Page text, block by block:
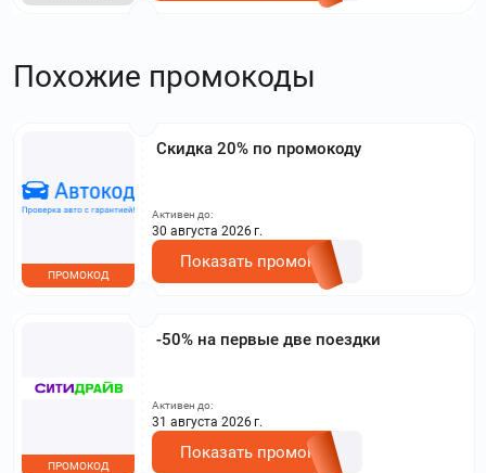
Похожие промокоды
Скидка 20% по промокоду
ПРОМОКОД
Активен до:
30 августа 2026 г.
Показать промокод
-50% на первые две поездки
ПРОМОКОД
Активен до:
31 августа 2026 г.
Показать промокод